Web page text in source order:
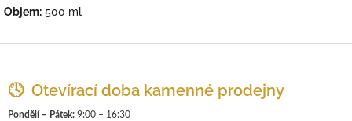
Objem: 500 ml
🕓 Otevírací doba kamenné prodejny
Pondělí – Pátek: 9:00 – 16:30